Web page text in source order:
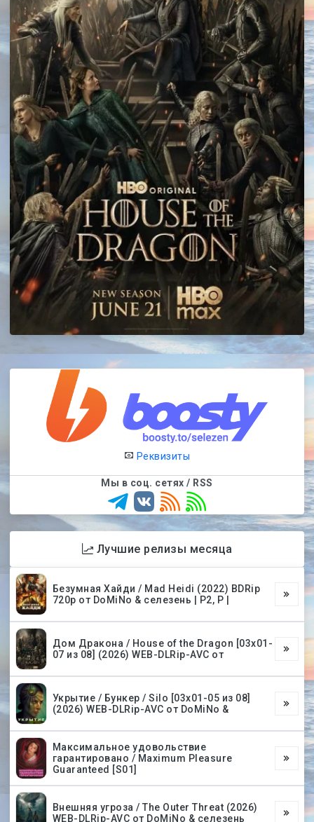
Реквизиты
Мы в соц. сетях / RSS
Лучшие релизы месяца
Безумная Хайди / Mad Heidi (2022) BDRip
720p от DoMiNo & селезень | P2, P |
Дом Дракона / House of the Dragon [03х01-
07 из 08] (2026) WEB-DLRip-AVC от
Укрытие / Бункер / Silo [03х01-05 из 08]
(2026) WEB-DLRip-AVC от DoMiNo &
Максимальное удовольствие
гарантировано / Maximum Pleasure
Guaranteed [S01]
Внешняя угроза / The Outer Threat (2026)
WEB-DLRip-AVC от DoMiNo & селезень